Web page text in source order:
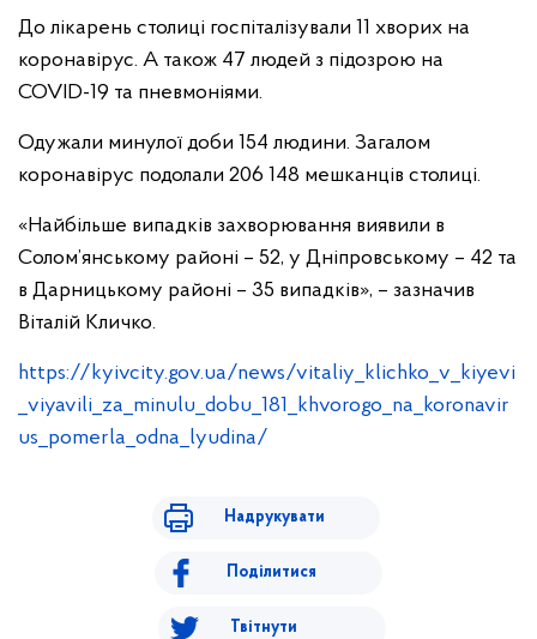
До лікарень столиці госпіталізували 11 хворих на
коронавірус. А також 47 людей з підозрою на
COVID-19 та пневмоніями.
Одужали минулої доби 154 людини. Загалом
коронавірус подолали 206 148 мешканців столиці.
«Найбільше випадків захворювання виявили в
Солом’янському районі – 52, у Дніпровському – 42 та
в Дарницькому районі – 35 випадків», – зазначив
Віталій Кличко.
https://kyivcity.gov.ua/news/vitaliy_klichko_v_kiyevi
_viyavili_za_minulu_dobu_181_khvorogo_na_koronavir
us_pomerla_odna_lyudina/
Надрукувати
Поділитися
Твітнути